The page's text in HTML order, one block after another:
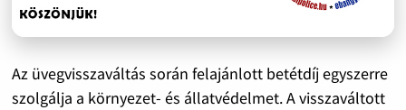
Az üvegvisszaváltás során felajánlott betétdíj egyszerre
szolgálja a környezet- és állatvédelmet. A visszaváltott